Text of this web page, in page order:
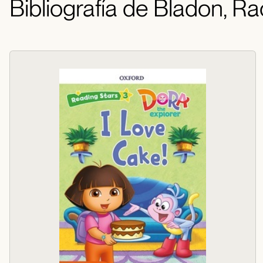
Bibliografía de Bladon,